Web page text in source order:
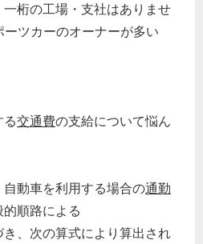
桁の工場・支社はありませ
ツカーのオーナーが多い
る交通費の支給について悩ん
動車を利用する場合の通勤
順路による
き、次の算式により算出され